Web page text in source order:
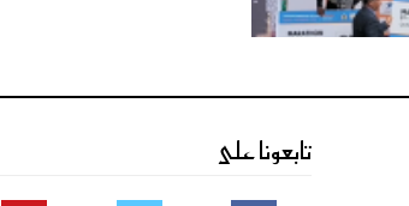
تابعونا على